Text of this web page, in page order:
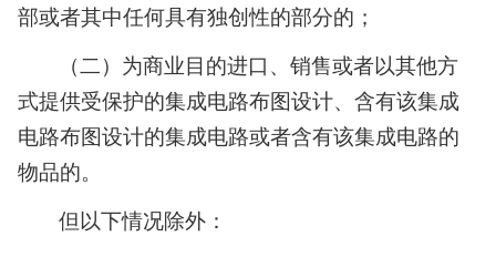
部或者其中任何具有独创性的部分的；
（二）为商业目的进口、销售或者以其他方
式提供受保护的集成电路布图设计、含有该集成
电路布图设计的集成电路或者含有该集成电路的
物品的。
但以下情况除外：